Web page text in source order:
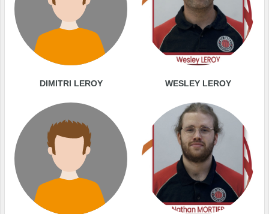
DIMITRI LEROY WESLEY LEROY